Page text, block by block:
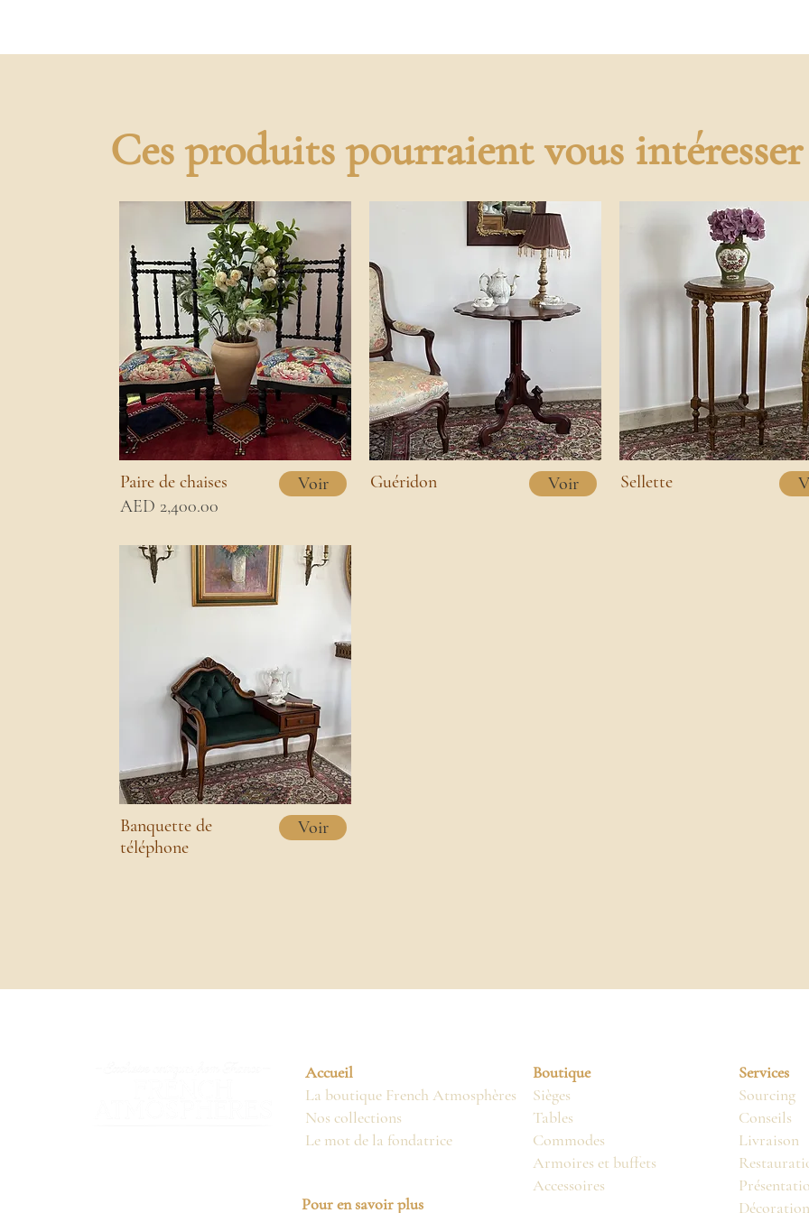
Ces produits pourraient vous intéresser
Paire de chaises
AED 2,400.00
Voir Guéridon Voir Sellette
Banquette de
téléphone
Voir
Accueil
La boutique French Atmosphères
Nos collections
Le mot de la fondatrice
Pour en savoir plus
Boutique
Sièges
Tables
Commodes
Armoires et buffets
Accessoires
Services
Sourcing
Conseils
Livraison
Décoration